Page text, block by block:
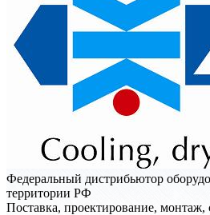
Федеральный дистрибьютор
территории РФ
Поставка, проектирование,